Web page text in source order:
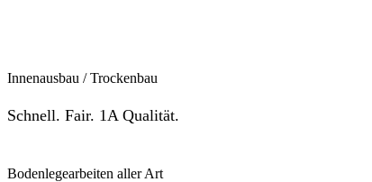
Innenausbau / Trockenbau
Schnell. Fair. 1A Qualität.
Bodenlegearbeiten aller Art